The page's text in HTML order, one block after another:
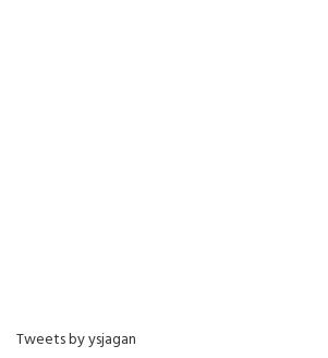
Tweets by ysjagan